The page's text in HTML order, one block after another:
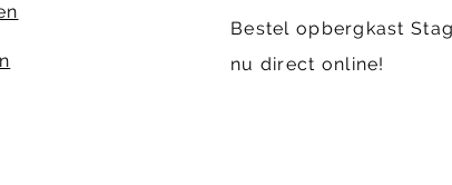
Bestel opbergkast
nu direct online!